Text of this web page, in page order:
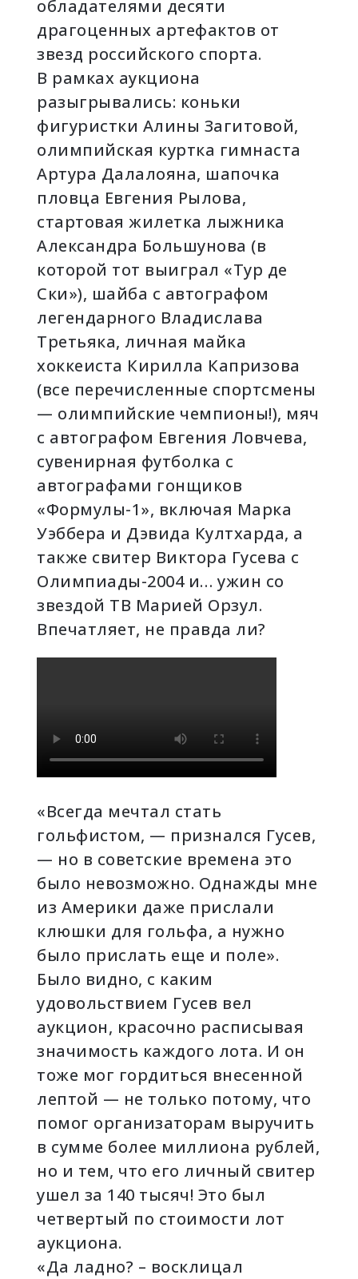
обладателями десяти
драгоценных артефактов от
звезд российского спорта.
В рамках аукциона
разыгрывались: коньки
фигуристки Алины Загитовой,
олимпийская куртка гимнаста
Артура Далалояна, шапочка
пловца Евгения Рылова,
стартовая жилетка лыжника
Александра Большунова (в
которой тот выиграл «Тур де
Ски»), шайба с автографом
легендарного Владислава
Третьяка, личная майка
хоккеиста Кирилла Капризова
(все перечисленные спортсмены
— олимпийские чемпионы!), мяч
с автографом Евгения Ловчева,
сувенирная футболка с
автографами гонщиков
«Формулы-1», включая Марка
Уэббера и Дэвида Култхарда, а
также свитер Виктора Гусева с
Олимпиады-2004 и… ужин со
звездой ТВ Марией Орзул.
Впечатляет, не правда ли?
«Всегда мечтал стать
гольфистом, — признался Гусев,
— но в советские времена это
было невозможно. Однажды мне
из Америки даже прислали
клюшки для гольфа, а нужно
было прислать еще и поле».
Было видно, с каким
удовольствием Гусев вел
аукцион, красочно расписывая
значимость каждого лота. И он
тоже мог гордиться внесенной
лептой — не только потому, что
помог организаторам выручить
в сумме более миллиона рублей,
но и тем, что его личный свитер
ушел за 140 тысяч! Это был
четвертый по стоимости лот
аукциона.
«Да ладно? – восклицал